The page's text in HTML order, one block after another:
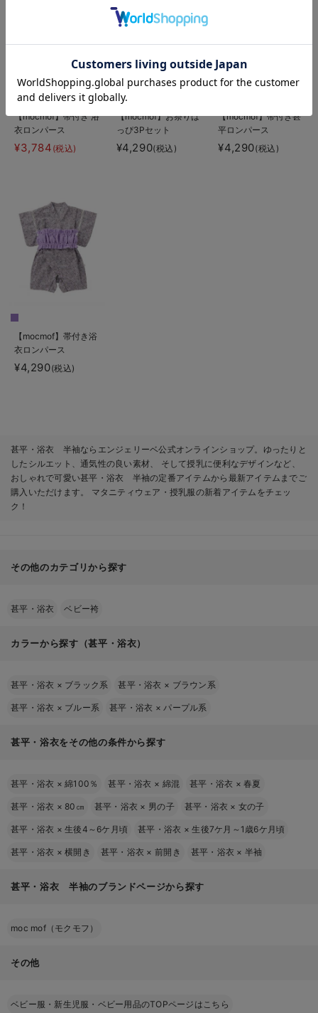
20%OFF
【mocmof】帯付き 浴
衣ロンパース
¥3,784 (税込)
【mocmof】お祭りは
っぴ3Pセット
¥4,290(税込)
【mocmof】帯付き甚
平ロンパース
¥4,290(税込)
【mocmof】帯付き浴
衣ロンパース
¥4,290(税込)
甚平・浴衣 半袖ならエンジェリーベ公式オンラインショップ。ゆったりと
したシルエット、通気性の良い素材、 そして授乳に便利なデザインなど、
おしゃれで可愛い甚平・浴衣 半袖の定番アイテムから最新アイテムまでご
購入いただけます。 マタニティウェア・授乳服の新着アイテムをチェッ
ク！
その他のカテゴリから探す
甚平・浴衣 ベビー袴
カラーから探す（甚平・浴衣）
甚平・浴衣 × ブラック系 甚平・浴衣 × ブラウン系
甚平・浴衣 × ブルー系 甚平・浴衣 ×パープル系
甚平・浴衣をその他の条件から探す
甚平・浴衣 ×綿100％ 甚平・浴衣 × 綿混 甚平・浴衣 ×春夏
甚平・浴衣 × 80㎝ 甚平・浴衣 × 男の子 甚平・浴衣 × 女の子
甚平・浴衣 ×生後4～6ケ月頃 甚平・浴衣 ×生後7ケ月～1歳6ケ月頃
甚平・浴衣 ×横開き 甚平・浴衣 × 前開き 甚平・浴衣 × 半袖
甚平・浴衣 半袖のブランドページから探す
moc mof（モクモフ）
その他
ベビー服・新生児服・ベビー用品のTOPページはこちら
お気に入り商品を確認する